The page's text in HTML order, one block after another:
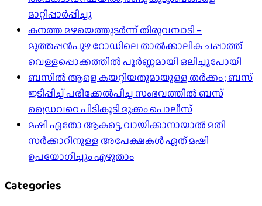
മാറ്റിപ്പാർപ്പിച്ചു
കനത്ത മഴയെത്തുടർന്ന് തിരുവമ്പാടി –
മുത്തപ്പൻപുഴ റോഡിലെ താൽക്കാലിക ചപ്പാത്ത്
വെള്ളപ്പൊക്കത്തിൽ പൂർണ്ണമായി ഒലിച്ചുപോയി
ബസിൽ ആളെ കയറ്റിയതുമായുള്ള തർക്കം ; ബസ്
ഇടിപ്പിച്ച് പരിക്കേൽപിച്ച സംഭവത്തിൽ ബസ്
ഡ്രൈവറെ പിടികൂടി മുക്കം പൊലീസ്
മഷി ഏതോ ആകട്ടെ, വായിക്കാനായാൽ മതി​
സർക്കാറിനുള്ള അപേക്ഷകൾ ഏത് മഷി
ഉപയോഗിച്ചും എഴുതാം
Categories